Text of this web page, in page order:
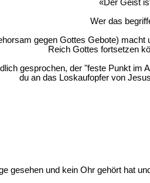
«Der Geist
Wer das
gegen Gottes Gebote) macht
Reich Gottes fortsetzen
gesprochen, der "feste Punkt im
du an das Loskaufopfer von
gesehen und kein Ohr gehört hat